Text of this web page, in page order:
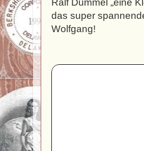
Ralf Dümmel „eine
das super
Wolfgang!